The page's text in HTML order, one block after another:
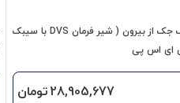
جعبه فرمان هیدرولیک جک از بیرون ( شیر فرمان DVS با سیبک
28,905,677تومان